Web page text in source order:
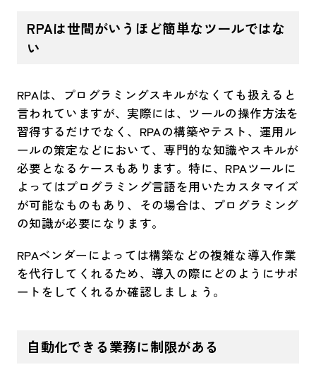
RPAは世間がいうほど簡単なツールではな
い
RPAは、プログラミングスキルがなくても扱えると
言われていますが、実際には、ツールの操作方法を
習得するだけでなく、RPAの構築やテスト、運用ル
ールの策定などにおいて、専門的な知識やスキルが
必要となるケースもあります。特に、RPAツールに
よってはプログラミング言語を用いたカスタマイズ
が可能なものもあり、その場合は、プログラミング
の知識が必要になります。
RPAベンダーによっては構築などの複雑な導入作業
を代行してくれるため、導入の際にどのようにサポ
ートをしてくれるか確認しましょう。
自動化できる業務に制限がある